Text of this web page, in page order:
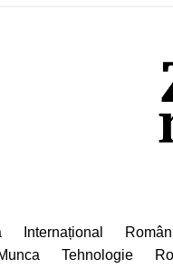
Internațional
Tehnologie